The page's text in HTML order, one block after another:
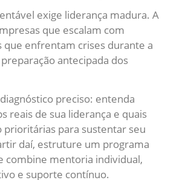
exige liderança madura. A
que escalam com
que enfrentam crises durante a
antecipada dos
preciso: entenda
reais de sua liderança e quais
prioritárias para sustentar seu
daí, estruture um programa
combine mentoria individual,
e suporte contínuo.